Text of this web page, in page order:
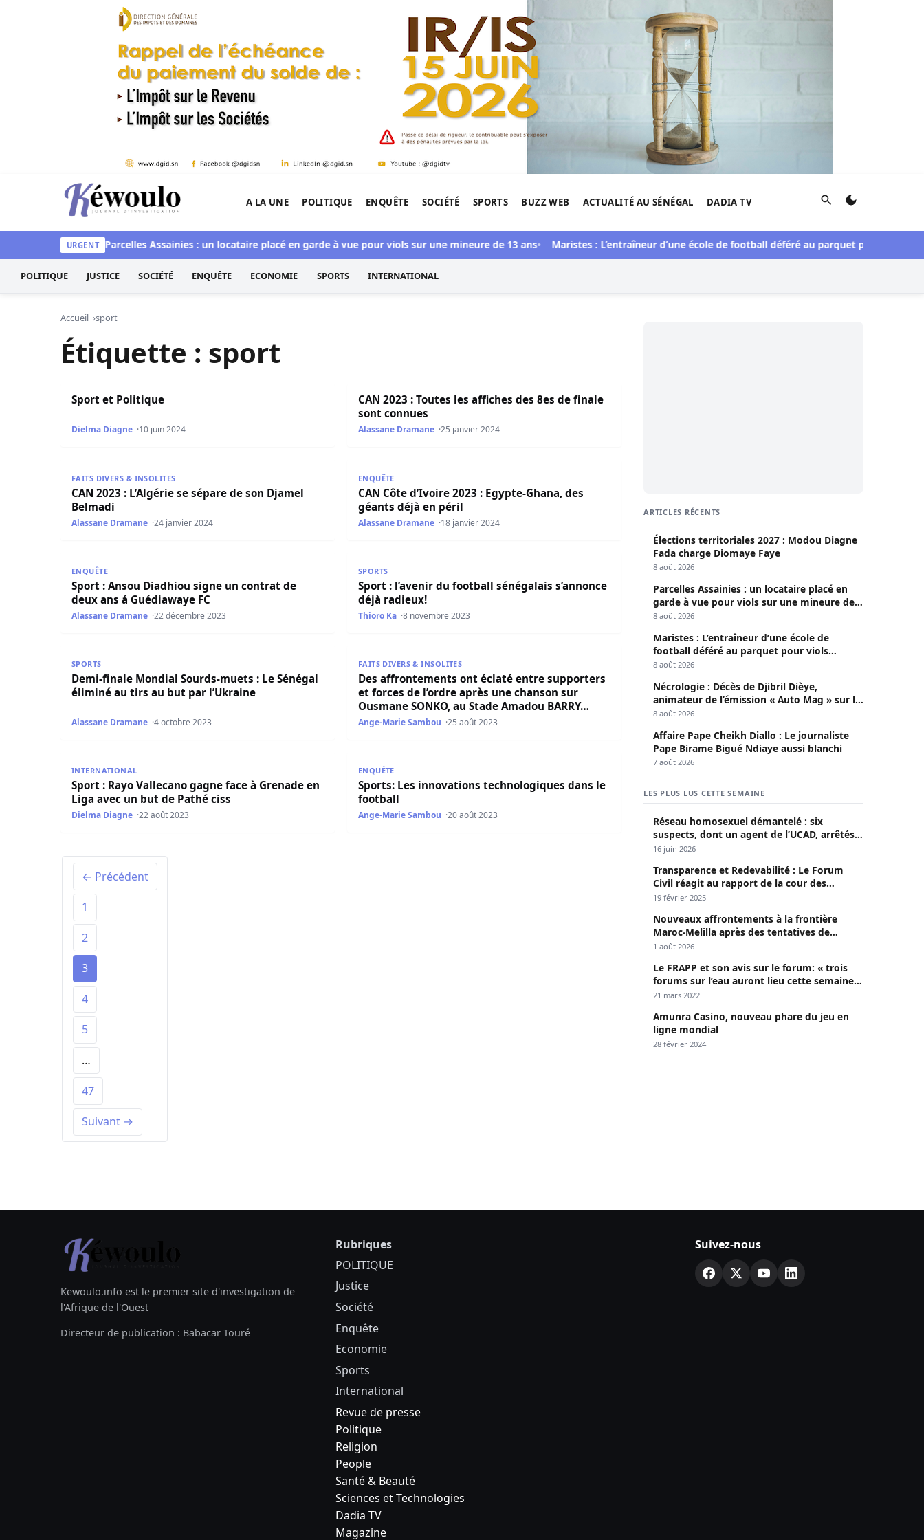
Aller au contenu
Kéwoulo, le premier site d'information et d'investigation de l'Afrique.
A LA UNE POLITIQUE ENQUÊTE SOCIÉTÉ SPORTS BUZZ WEB ACTUALITÉ AU SÉNÉGAL DADIA TV Rechercher
URGENT
Diomaye Faye Parcelles Assainies : un locataire placé en garde à vue pour viols sur une mineure de 13 ans Maristes : L’entraîneur d’une école de football déféré au parquet pour viols
POLITIQUE JUSTICE SOCIÉTÉ ENQUÊTE ECONOMIE SPORTS INTERNATIONAL
Accueil sport
Étiquette : sport
Sport et Politique
Dielma Diagne 10 juin 2024
CAN 2023 : Toutes les affiches des 8es de finale
sont connues
Alassane Dramane 25 janvier 2024
FAITS DIVERS & INSOLITES
CAN 2023 : L’Algérie se sépare de son Djamel
Belmadi
Alassane Dramane 24 janvier 2024
ENQUÊTE
CAN Côte d’Ivoire 2023 : Egypte-Ghana, des
géants déjà en péril
Alassane Dramane 18 janvier 2024
ENQUÊTE
Sport : Ansou Diadhiou signe un contrat de
deux ans á Guédiawaye FC
Alassane Dramane 22 décembre 2023
Sport : l’avenir du football sénégalais s’annonce déjà radieux!
SPORTS
Sport : l’avenir du football sénégalais s’annonce
déjà radieux!
Thioro Ka 8 novembre 2023
SPORTS
Demi-finale Mondial Sourds-muets : Le Sénégal
éliminé au tirs au but par l’Ukraine
Alassane Dramane 4 octobre 2023
Des affrontements ont éclaté entre supporters et forces de l’ordre après une chanson sur Ousmane SONKO,
FAITS DIVERS & INSOLITES
Des affrontements ont éclaté entre supporters
et forces de l’ordre après une chanson sur
Ousmane SONKO, au Stade Amadou BARRY…
Ange-Marie Sambou 25 août 2023
INTERNATIONAL
Sport : Rayo Vallecano gagne face à Grenade en
Liga avec un but de Pathé ciss
Dielma Diagne 22 août 2023
ENQUÊTE
Sports: Les innovations technologiques dans le
football
Ange-Marie Sambou 20 août 2023
← Précédent
1
2
3
4
5
…
47
Suivant →
ARTICLES RÉCENTS
Élections territoriales 2027 : Modou Diagne
Fada charge Diomaye Faye
8 août 2026
Parcelles Assainies : un locataire placé en
garde à vue pour viols sur une mineure de
13 ans
8 août 2026
Maristes : L’entraîneur d’une école de
football déféré au parquet pour viols
répétés sur mineurs
8 août 2026
Nécrologie : Décès de Djibril Dièye,
animateur de l’émission « Auto Mag » sur la
TFM
8 août 2026
Affaire Pape Cheikh Diallo : Le journaliste
Pape Birame Bigué Ndiaye aussi blanchi
7 août 2026
LES PLUS LUS CETTE SEMAINE
Réseau homosexuel démantelé : six
suspects, dont un agent de l’UCAD, arrêtés à
Keur Massar ; l’un avoue avoir propagé le
16 juin 2026
Transparence et Redevabilité : Le Forum
Civil réagit au rapport de la cour des
comptes
19 février 2025
Nouveaux affrontements à la frontière
Maroc-Melilla après des tentatives de
passage
1 août 2026
Le FRAPP et son avis sur le forum: « trois
forums sur l’eau auront lieu cette semaine à
Dakar »
21 mars 2022
Amunra Casino, nouveau phare du jeu en
ligne mondial
28 février 2024
Kewoulo.info est le premier site d'investigation de
l'Afrique de l'Ouest
Directeur de publication : Babacar Touré
Rubriques
POLITIQUE
Justice
Société
Enquête
Economie
Sports
International
Revue de presse
Politique
Religion
People
Santé & Beauté
Sciences et Technologies
Dadia TV
Magazine
Suivez-nous